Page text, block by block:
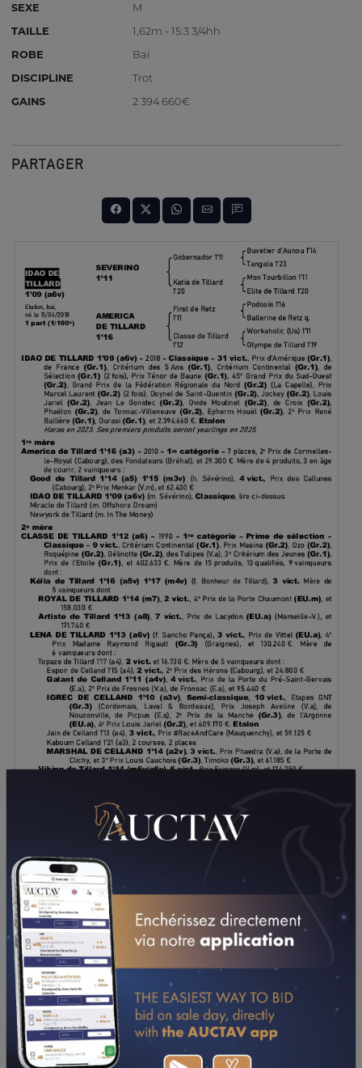
SEXE
M
TAILLE
1,62m - 15:3 3/4hh
ROBE
Bai
DISCIPLINE
Trot
GAINS
2 394 660€
PARTAGER